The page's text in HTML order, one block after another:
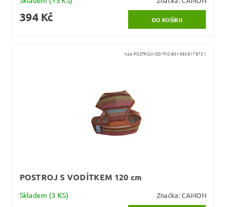
394 Kč
Kód:POSTROJVODITKO-8019808178721
POSTROJ S VODÍTKEM 120 cm
Skladem (3 KS) Značka:CAMON